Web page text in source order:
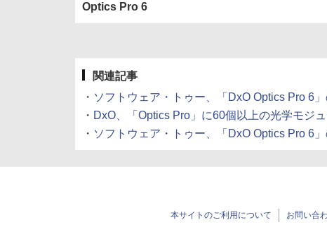
Optics Pro 6
関連記事
・ ソフトウェア・トゥー、「DxO Optics Pro 6
・ DxO、「Optics Pro」に60個以上の光学モジ
・ ソフトウェア・トゥー、「DxO Optics Pro 6
本サイトのご利用について お問い合